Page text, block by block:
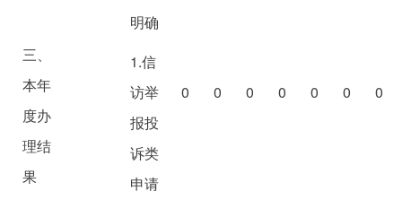
三、
本年
度办
理结
果
明确
1.信
访举
报投
诉类
申请
0 0 0 0 0 0 0